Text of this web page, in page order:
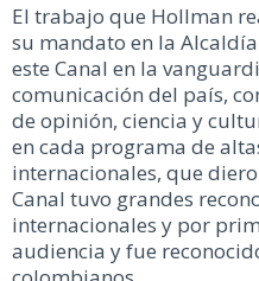
El trabajo que Hollman
su mandato en la
este Canal en la
comunicación del país,
de opinión, ciencia y
en cada programa de
internacionales, que
Canal tuvo grandes
internacionales y por
audiencia y fue